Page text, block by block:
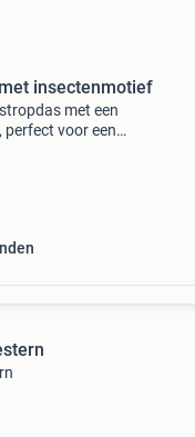
insectenmotief
met een
voor een